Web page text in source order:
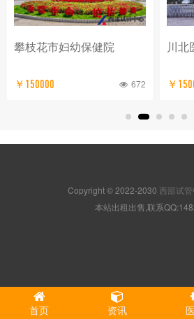
攀枝花市妇幼保健院
￥150000 672
川北
￥
Copyright © 2022-2030 西部试
本站出租出售,联系
首页 资讯